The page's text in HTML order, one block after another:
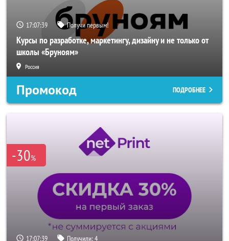
17:07:36 Получи первым!
Курсы по разработке, маркетингу, дизайну и не только от
школы «Бруноям»
Россия
Промокод ПОДРОБНЕЕ
-30%
17:07:36 Получили:4